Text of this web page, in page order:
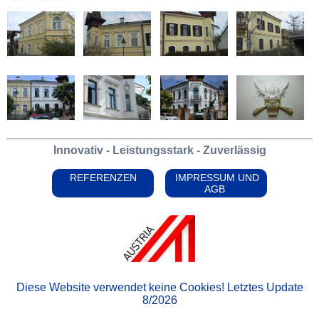
Innovativ - Leistungsstark - Zuverlässig
REFERENZEN
IMPRESSUM UND
AGB
Diese Website verwendet keine Cookies! Letztes Update
8/2026